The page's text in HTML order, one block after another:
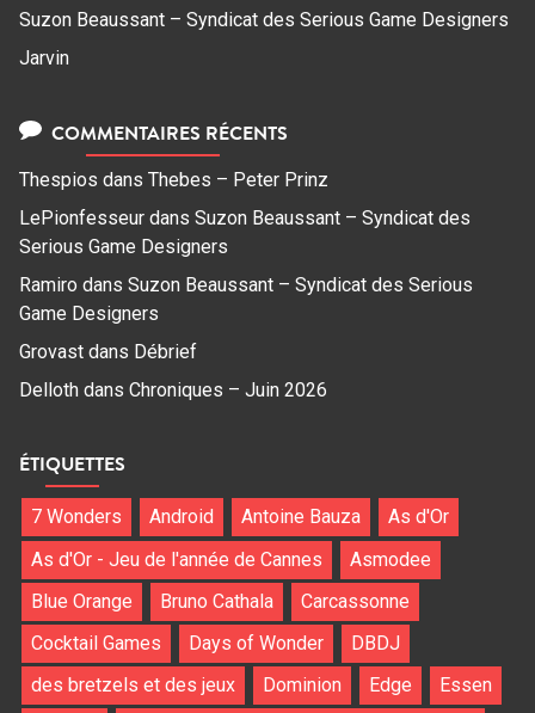
Suzon Beaussant – Syndicat des Serious Game Designers
Jarvin
COMMENTAIRES RÉCENTS
Thespios dans Thebes – Peter Prinz
LePionfesseur dans Suzon Beaussant – Syndicat des
Serious Game Designers
Ramiro dans Suzon Beaussant – Syndicat des Serious
Game Designers
Grovast dans Débrief
Delloth dans Chroniques – Juin 2026
ÉTIQUETTES
7 Wonders Android Antoine Bauza
As d'Or
As d'Or - Jeu de l'année de Cannes
Asmodee
Blue Orange
Bruno Cathala
Carcassonne
Cocktail Games
Days of Wonder
DBDJ
des bretzels et des jeux
Dominion Edge
Essen